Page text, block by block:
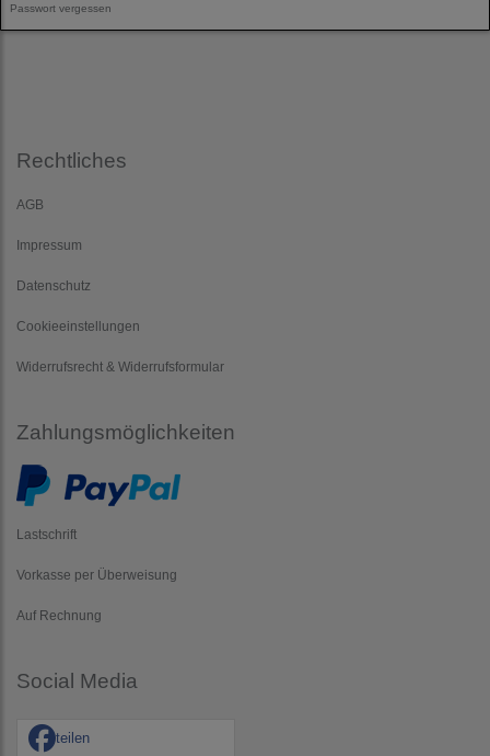
Passwort vergessen
Rechtliches
AGB
Impressum
Datenschutz
Cookieeinstellungen
Widerrufsrecht & Widerrufsformular
Zahlungsmöglichkeiten
Lastschrift
Vorkasse per Überweisung
Auf Rechnung
Social Media
teilen